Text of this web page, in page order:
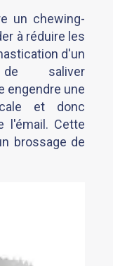
un chewing-
à réduire les
d'un
de saliver
engendre une
et donc
l'émail. Cette
brossage de